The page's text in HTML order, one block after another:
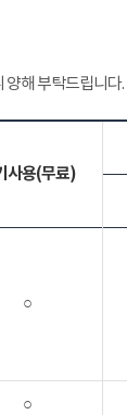
양해 부탁드립니다.
사용(무료)
○
○